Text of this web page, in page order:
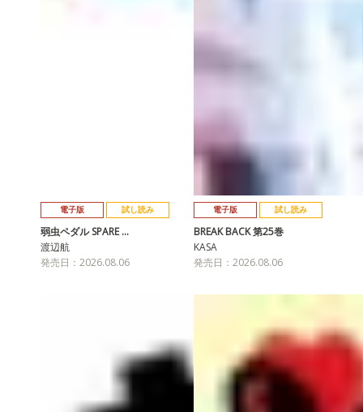
電子版 試し読み
弱虫ペダル SPARE …
渡辺航
発売日：2026.08.06
電子版 試し読み
BREAK BACK 第25巻
KASA
発売日：2026.08.06